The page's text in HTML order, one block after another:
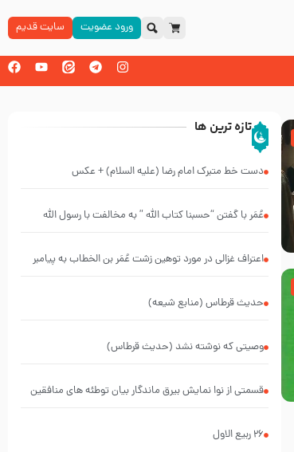
ورود عضویت سایت قدیم
تازه ترین ها
دست خط متبرک امام رضا (علیه السلام) + عکس
عُمَر با گفتن “حسبنا كتاب اللّه ” به مخالفت با رسول اللّه
اعتراف غزالی در مورد توهین زشت عُمَر بن الخطاب به پیامبر
حدیث قرطاس (منابع شیعه)
وصیتی که نوشته نشد (حدیث قرطاس)
قسمتی از نوا نمایش بیرق ماندگار بیان توطئه های منافقین
26 ربيع الاول